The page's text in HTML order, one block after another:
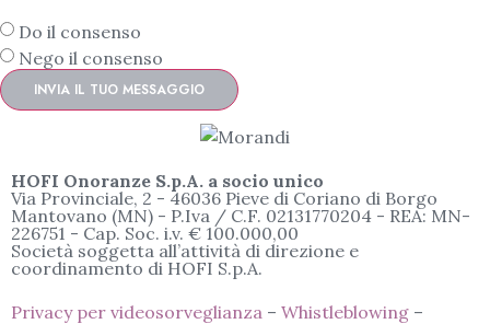
Do il consenso
Nego il consenso
INVIA IL TUO MESSAGGIO
HOFI Onoranze S.p.A. a socio unico
Via Provinciale, 2 - 46036 Pieve di Coriano di Borgo
Mantovano (MN) - P.Iva / C.F. 02131770204 - REA: MN-
226751 - Cap. Soc. i.v. € 100.000,00
Società soggetta all’attività di direzione e
coordinamento di HOFI S.p.A.
Privacy per videosorveglianza – Whistleblowing –